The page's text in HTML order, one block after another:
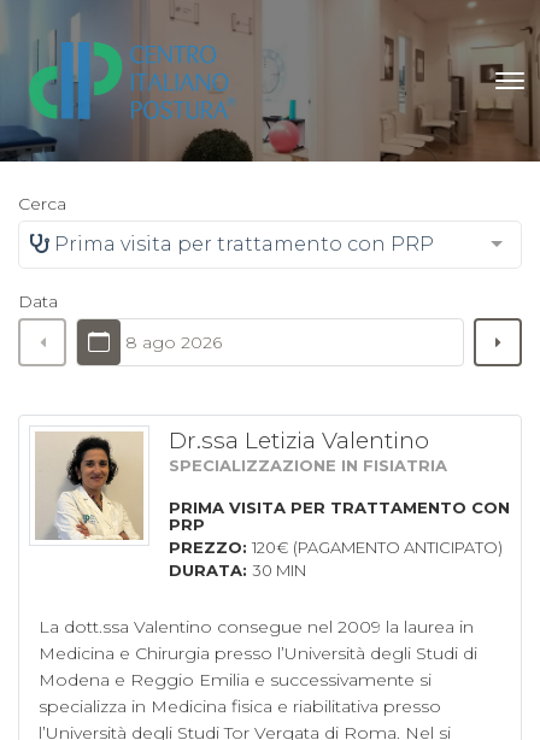
Cerca
Prima visita per trattamento con PRP
Data
8 ago 2026
Dr.ssa Letizia Valentino
SPECIALIZZAZIONE IN FISIATRIA
PRIMA VISITA PER TRATTAMENTO CON
PRP
PREZZO: 120€ (PAGAMENTO ANTICIPATO)
DURATA: 30 MIN
La dott.ssa Valentino consegue nel 2009 la laurea in
Medicina e Chirurgia presso l’Università degli Studi di
Modena e Reggio Emilia e successivamente si
specializza in Medicina fisica e riabilitativa presso
l’Università degli Studi Tor Vergata di Roma. Nel si